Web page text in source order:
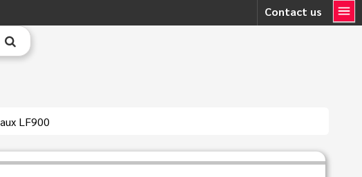
Contact us
LF900